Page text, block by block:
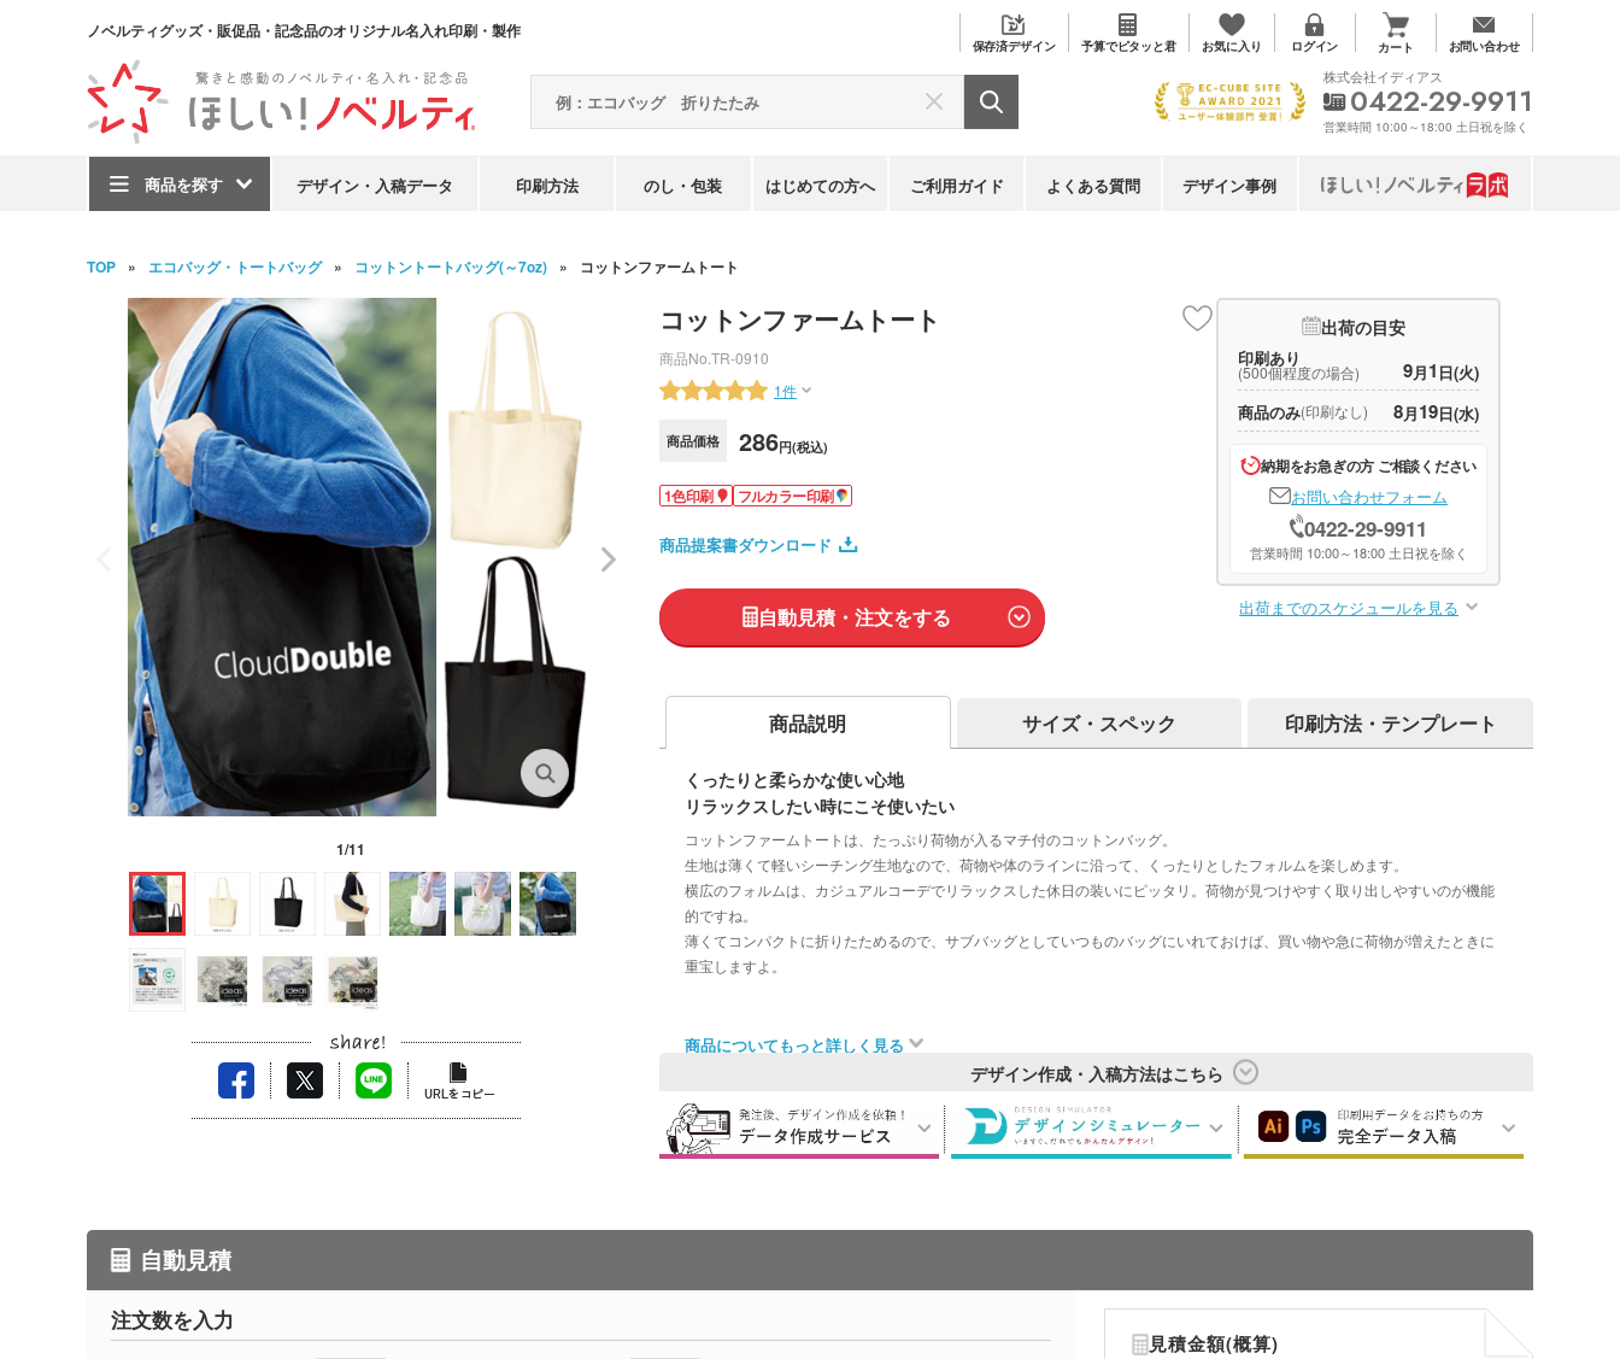
ノベルティグッズ・販促品・記念品のオリジナル名入れ印刷・製作
保存済デザイン 予算でピタッと君 お気に入り ログイン カート お問い合わせ
商品を探す デザイン・入稿データ 印刷方法 のし・包装 はじめての方へ ご利用ガイド よくある質問 デザイン事例
株式会社イディアス
0422-29-9911
営業時間 10:00～18:00 土日祝を除く
TOP エコバッグ・トートバッグ コットントートバッグ(～7oz) コットンファームトート
1/11
コットンファームトート
商品No. TR-0910
1件
商品価格 286円(税込)
1色印刷 フルカラー印刷
商品提案書ダウンロード
自動見積・注文をする
出荷の目安
印刷あり
(500個程度の場合) 9月1 日(火)
商品のみ(印刷なし) 8月19日(水)
納期をお急ぎの方 ご相談ください
お問い合わせフォーム
0422-29-9911
営業時間 10:00～18:00 土日祝を除く
出荷までのスケジュールを見る
商品説明 サイズ・スペック 印刷方法・テンプレート
くったりと柔らかな使い心地
リラックスしたい時にこそ使いたい
コットンファームトートは、たっぷり荷物が入るマチ付のコットンバッグ。
生地は薄くて軽いシーチング生地なので、荷物や体のラインに沿って、くったりとしたフォルムを楽しめます。
横広のフォルムは、カジュアルコーデでリラックスした休日の装いにピッタリ。荷物が見つけやすく取り出しやすいのが機能
的ですね。
薄くてコンパクトに折りたためるので、サブバッグとしていつものバッグにいれておけば、買い物や急に荷物が増えたときに
重宝しますよ。
商品についてもっと詳しく見る
デザイン作成・入稿方法はこちら
自動見積
注文数を入力
見積金額(概算)